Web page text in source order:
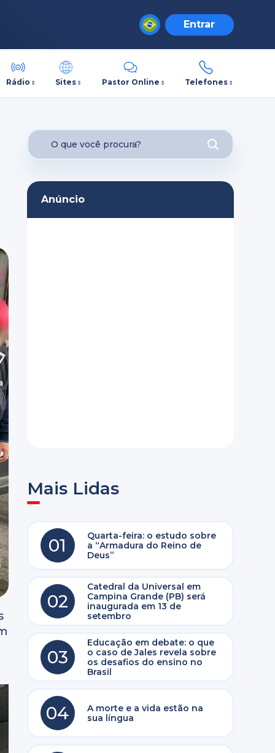
Entrar
Rádio Sites Pastor Online Telefones
Anúncio
Mais Lidas
01
Quarta-feira: o estudo sobre
a “Armadura do Reino de
Deus”
02
Catedral da Universal em
Campina Grande (PB) será
inaugurada em 13 de
setembro
03
Educação em debate: o que
o caso de Jales revela sobre
os desafios do ensino no
Brasil
04
A morte e a vida estão na
sua língua